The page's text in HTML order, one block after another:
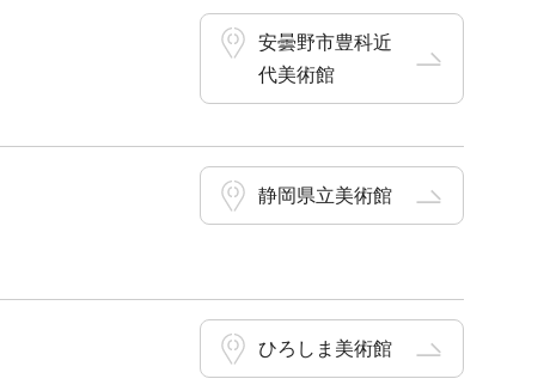
安曇野市豊科近
代美術館
静岡県立美術館
ひろしま美術館